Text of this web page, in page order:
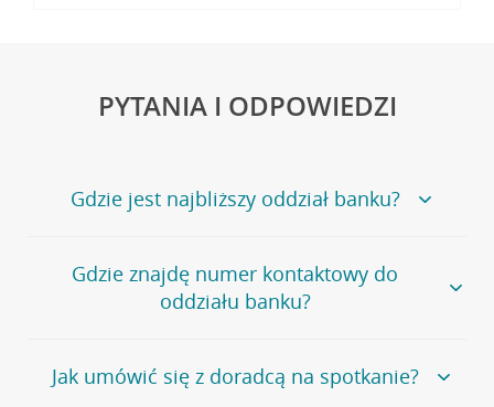
PYTANIA I ODPOWIEDZI
Gdzie jest najbliższy oddział banku?
Jeśli szukasz oddziału naszego banku, zapraszamy na
stronęPlacówki i bankomaty, na której znajduje się
wygodna wyszukiwarka.
oddziałów
Gdzie znajdę numer kontaktowy do
oddziału banku?
Bank Credit Agricole nie udostępnia ogólnego numeru
telefonu do placówki bankowej.
Jak umówić się z doradcą na spotkanie?